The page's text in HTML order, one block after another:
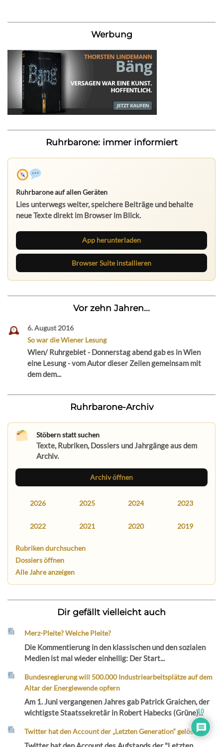
Werbung
Ruhrbarone: immer informiert
Ruhrbarone auf allen Geräten
Lies unterwegs weiter, speichere Beiträge und behalte
neue Texte direkt im Browser im Blick.
App herunterladen
Browser Suite installieren
Vor zehn Jahren...
6. August 2016
So war die Wiener Lesung
Wien/ Ruhrgebiet - Donnerstag abend gab es in Wien
eine Lesung - vom Autor dieser Zeilen gemeinsam mit
dem dem...
Ruhrbarone-Archiv
Stöbern statt suchen
Texte, Rubriken, Dossiers und Jahrgänge aus dem
Archiv.
Archiv öffnen
2026 2025 2024 2023
2022 2021 2020 2019
Rubriken durchsuchen
Dossiers öffnen
Alle Jahre anzeigen
Dir gefällt vielleicht auch
Merz-Pleite? Welche Pleite?
Die Kommentierung in den klassischen und den sozialen
Medien ist mal wieder einhellig: Der Start...
Bundesregierung will 500.000 Industriearbeitsplätze auf dem
Altar der Energiewende opfern
Am 1. Juni vergangenen Jahres gab Patrick Graichen, der
wichtigste Staatssekretär in Robert Habecks (Grüne)...
Twitter hat den Account der „Letzten Generation“ gelöscht
10